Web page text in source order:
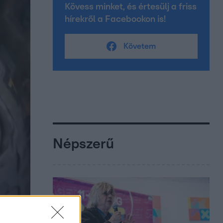
Kövess minket, és értesülj a friss
hírekről a Facebookon is!
Követem
Népszerű